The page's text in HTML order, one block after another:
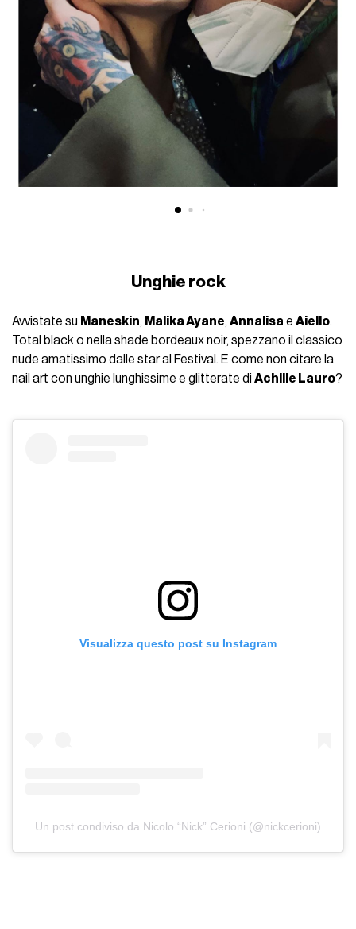
Unghie rock
Avvistate su Maneskin, Malika Ayane,Annalisa eAiello.
Total black o nella shade bordeaux noir, spezzano il classico
nude amatissimo dalle star al Festival. E come non citare la
nail art con unghie lunghissime e glitterate diAchille Lauro?
Visualizza questo post su Instagram
Un post condiviso da Nicolo “Nick” Cerioni (@nickcerioni)